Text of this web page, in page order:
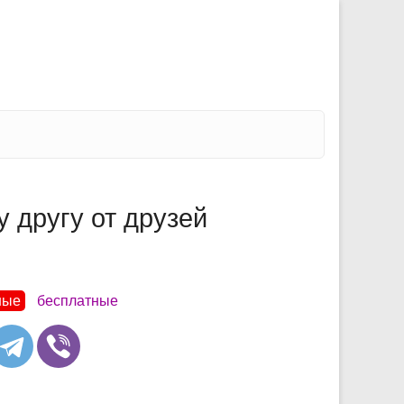
от друзей
бесплатные